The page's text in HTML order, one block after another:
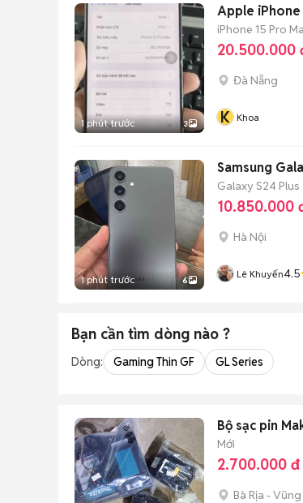
1 phút trước 3
Apple iPhone
iPhone 15 Pro
20.500.000
Đà Nẵng
K Khoa
1 phút trước 6
Samsung
Galaxy S24 Plus
10.850.000
Hà Nội
Lê Khuyến4.5
Bạn cần tìm dòng nào ?
Dòng: Gaming Thin GF GL Series
Bộ sạc pin
Mới
2.700.000 đ
Bà Rịa - Vũng